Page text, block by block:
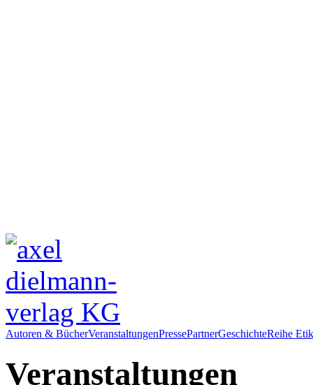
Autoren & BücherVeranstaltungenPressePartnerGeschichteReihe
Veranstaltungen